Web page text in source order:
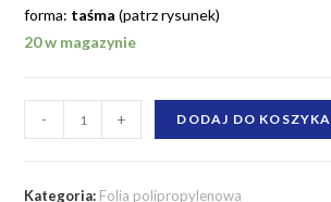
forma: taśma (patrz rysunek)
20 w magazynie
Folia
125
- + DODAJ DO KOSZYKA
Kategoria: Folia polipropylenowa